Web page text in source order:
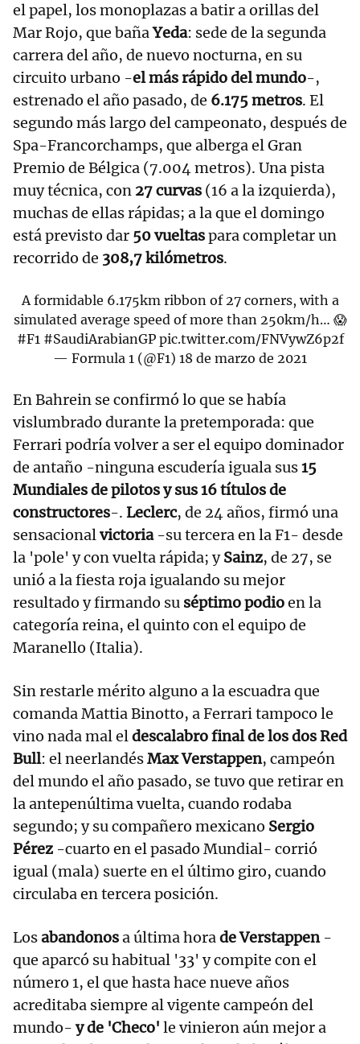
el papel, los monoplazas a batir a orillas del
Mar Rojo, que bañaYeda: sede de la segunda
carrera del año, de nuevo nocturna, en su
circuito urbano -el más rápido del mundo-,
estrenado el año pasado, de 6.175 metros. El
segundo más largo del campeonato, después de
Spa-Francorchamps, que alberga el Gran
Premio de Bélgica (7.004 metros). Una pista
muy técnica, con 27 curvas (16 a la izquierda),
muchas de ellas rápidas; a la que el domingo
está previsto dar 50 vueltaspara completar un
recorrido de 308,7 kilómetros.
A formidable 6.175km ribbon of 27 corners, with a
simulated average speed of more than 250km/h… 😱
#F1 #SaudiArabianGP pic.twitter.com/FNVywZ6p2f
— Formula 1 (@F1) 18 de marzo de 2021
En Bahrein se confirmó lo que se había
vislumbrado durante la pretemporada: que
Ferrari podría volver a ser el equipo dominador
de antaño -ninguna escudería iguala sus15
Mundiales de pilotos y sus 16 títulos de
constructores-. Leclerc, de 24 años, firmó una
sensacionalvictoria -su tercera en la F1- desde
la 'pole' y con vuelta rápida; ySainz, de 27, se
unió a la fiesta roja igualando su mejor
resultado y firmando su séptimo podioen la
categoría reina, el quinto con el equipo de
Maranello (Italia).
Sin restarle mérito alguno a la escuadra que
comanda Mattia Binotto, a Ferrari tampoco le
vino nada mal eldescalabro final de los dos Red
Bull: el neerlandésMax Verstappen, campeón
del mundo el año pasado, se tuvo que retirar en
la antepenúltima vuelta, cuando rodaba
segundo; y su compañero mexicano Sergio
Pérez -cuarto en el pasado Mundial- corrió
igual (mala) suerte en el último giro, cuando
circulaba en tercera posición.
Losabandonosa última horade Verstappen-
que aparcó su habitual '33' y compite con el
número 1, el que hasta hace nueve años
acreditaba siempre al vigente campeón del
mundo- y de 'Checo' le vinieron aún mejor a